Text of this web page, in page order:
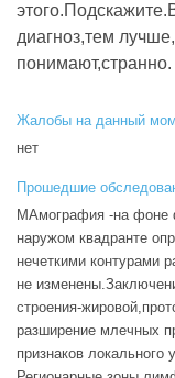
диагноз,тем
понимают,странно.
Жалобы на данный
нет
Прошедшие
МАмография -на фоне
наружом квадранте
нечеткими контурами
не
строения-
разширение млечных
признаков локального